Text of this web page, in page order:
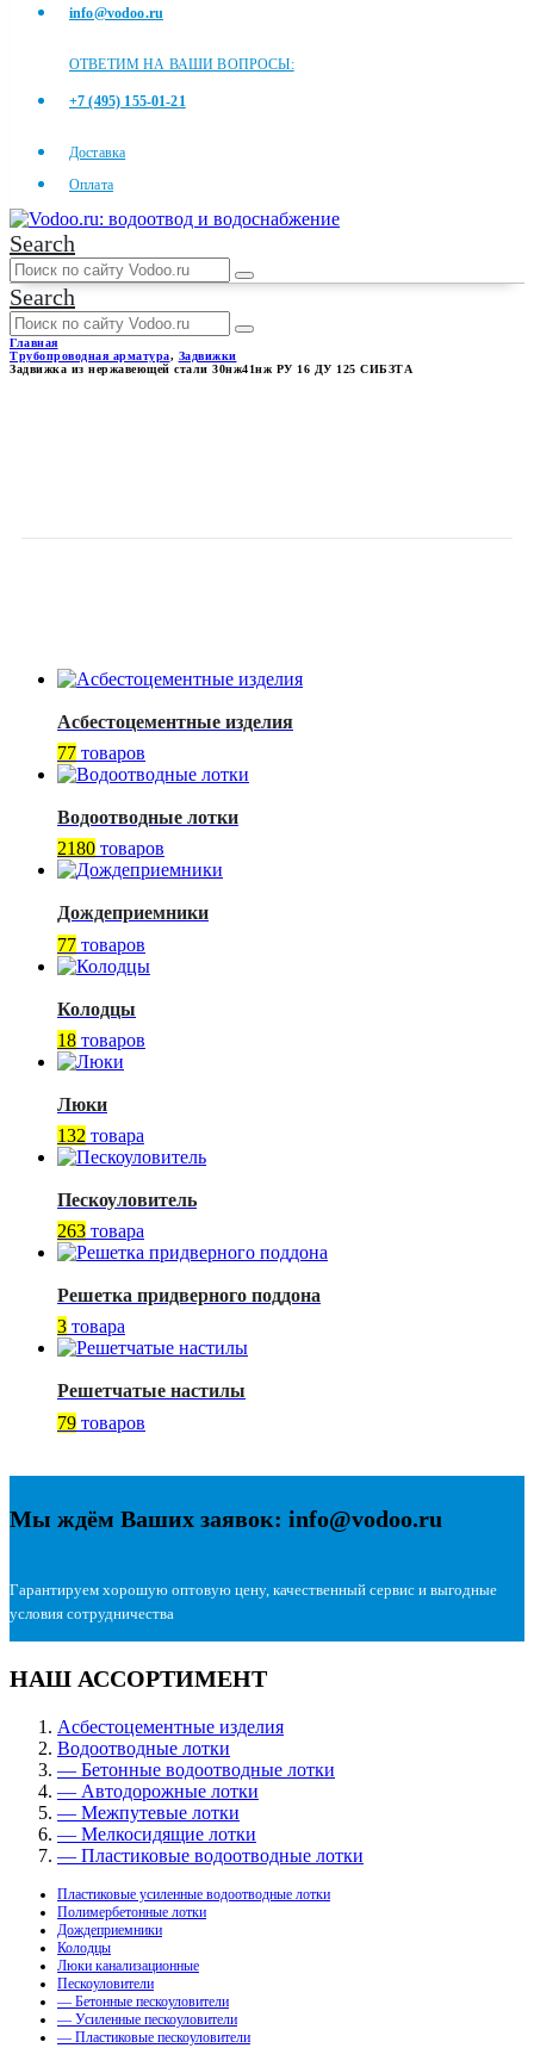
info@vodoo.ru
ОТВЕТИМ НА ВАШИ ВОПРОСЫ:
+7 (495) 155-01-21
Доставка
Оплата
Search
Search
Главная
Трубопроводная арматура, Задвижки
Задвижка из нержавеющей стали 30нж41нж РУ 16 ДУ 125 СИБЗТА
Асбестоцементные изделия
77 товаров
Водоотводные лотки
2180 товаров
Дождеприемники
77 товаров
Колодцы
18 товаров
Люки
132 товара
Пескоуловитель
263 товара
Решетка придверного поддона
3 товара
Решетчатые настилы
79 товаров
Мы ждём Ваших заявок: info@vodoo.ru
Гарантируем хорошую оптовую цену, качественный сервис и выгодные
условия сотрудничества
НАШ АССОРТИМЕНТ
Асбестоцементные изделия
Водоотводные лотки
— Бетонные водоотводные лотки
— Автодорожные лотки
— Межпутевые лотки
— Мелкосидящие лотки
— Пластиковые водоотводные лотки
Пластиковые усиленные водоотводные лотки
Полимербетонные лотки
Дождеприемники
Колодцы
Люки канализационные
Пескоуловители
— Бетонные пескоуловители
— Усиленные пескоуловители
— Пластиковые пескоуловители